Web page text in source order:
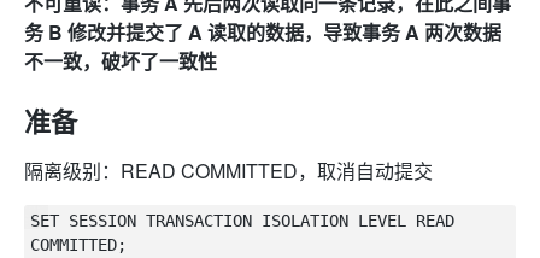
务 B 修改并提交了 A 读取的数据，导致事务 A 两次数据
不一致，破坏了一致性
准备
隔离级别：READ COMMITTED，取消自动提交
SET SESSION TRANSACTION ISOLATION LEVEL READ
COMMITTED;